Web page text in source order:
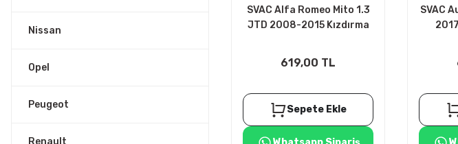
Nissan
Opel
Peugeot
Renault
SVAC Alfa Romeo Mito 1.3
JTD 2008-2015 Kızdırma
619,00 TL
Sepete Ekle
SVAC